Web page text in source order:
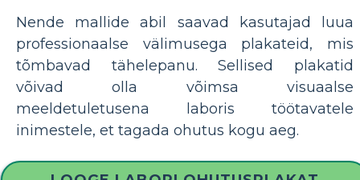
Nende mallide abil saavad kasutajad luua
professionaalse välimusega plakateid, mis
tõmbavad tähelepanu. Sellised plakatid
võivad olla võimsa visuaalse
meeldetuletusena laboris töötavatele
inimestele, et tagada ohutus kogu aeg.